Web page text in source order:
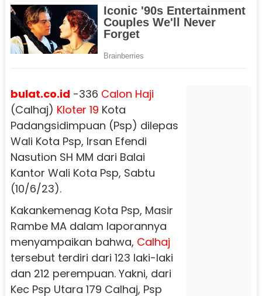
bulat.co.id -336 Calon Haji
(Calhaj) Kloter 19 Kota
Padangsidimpuan (Psp) dilepas
Wali Kota Psp, Irsan Efendi
Nasution SH MM dari Balai
Kantor Wali Kota Psp, Sabtu
(10/6/23).
Kakankemenag Kota Psp, Masir
Rambe MA dalam laporannya
menyampaikan bahwa, Calhaj
tersebut terdiri dari 123 laki-laki
dan 212 perempuan. Yakni, dari
Kec Psp Utara 179 Calhaj, Psp